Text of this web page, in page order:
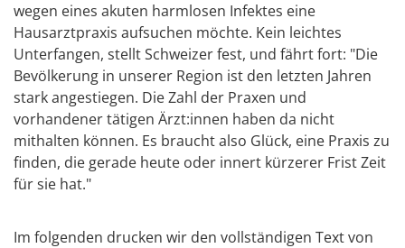
wegen eines akuten harmlosen Infektes eine
Hausarztpraxis aufsuchen möchte. Kein leichtes
Unterfangen, stellt Schweizer fest, und fährt fort: "Die
Bevölkerung in unserer Region ist den letzten Jahren
stark angestiegen. Die Zahl der Praxen und
vorhandener tätigen Ärzt:innen haben da nicht
mithalten können. Es braucht also Glück, eine Praxis zu
finden, die gerade heute oder innert kürzerer Frist Zeit
für sie hat."
Im folgenden drucken wir den vollständigen Text von